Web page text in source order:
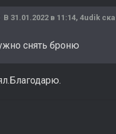
В 31.01.2022 в 11:14, 4udik
снять броню